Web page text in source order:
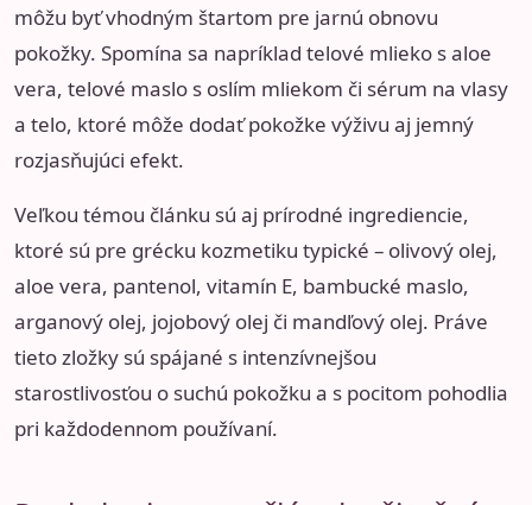
môžu byť vhodným štartom pre jarnú obnovu
pokožky. Spomína sa napríklad telové mlieko s aloe
vera, telové maslo s oslím mliekom či sérum na vlasy
a telo, ktoré môže dodať pokožke výživu aj jemný
rozjasňujúci efekt.
Veľkou témou článku sú aj prírodné ingrediencie,
ktoré sú pre grécku kozmetiku typické – olivový olej,
aloe vera, pantenol, vitamín E, bambucké maslo,
arganový olej, jojobový olej či mandľový olej. Práve
tieto zložky sú spájané s intenzívnejšou
starostlivosťou o suchú pokožku a s pocitom pohodlia
pri každodennom používaní.